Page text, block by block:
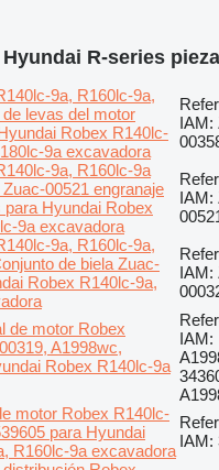
R-series
9a, R160lc-9a,
levas del motor
Robex R140lc-
9a excavadora
IAM:
9a, R160lc-9a
00521 engranaje
Hyundai Robex
9a excavadora
IAM:
9a, R160lc-9a,
de biela Zuac-
Robex R140lc-9a,
IAM:
de motor Robex
A1998wc,
Robex R140lc-9a
IAM:
motor Robex R140lc-
para Hyundai
R160lc-9a excavadora
IAM: